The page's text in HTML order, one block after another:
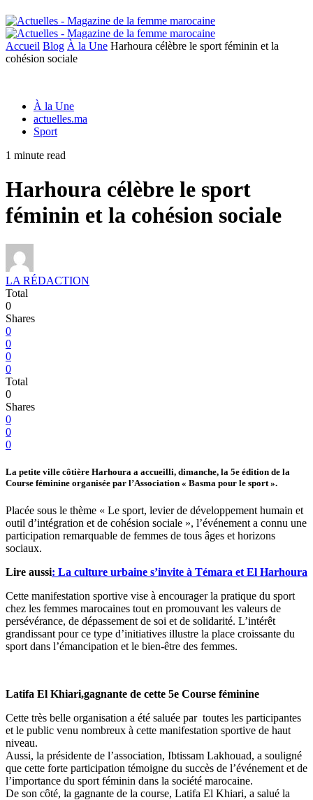
Accueil Blog À la Une Harhoura célèbre le sport féminin et la
cohésion sociale
À la Une
actuelles.ma
Sport
1 minute read
Harhoura célèbre le sport
féminin et la cohésion sociale
LA RÉDACTION
Total
0
Shares
0
0
0
0
Total
0
Shares
0
0
0
La petite ville côtière Harhoura a accueilli, dimanche, la 5e édition de la
Course féminine organisée par l’Association « Basma pour le sport ».
Placée sous le thème « Le sport, levier de développement humain et
outil d’intégration et de cohésion sociale », l’événement a connu une
participation remarquable de femmes de tous âges et horizons
sociaux.
Lire aussi: La culture urbaine s’invite à Témara et El Harhoura
Cette manifestation sportive vise à encourager la pratique du sport
chez les femmes marocaines tout en promouvant les valeurs de
persévérance, de dépassement de soi et de solidarité. L’intérêt
grandissant pour ce type d’initiatives illustre la place croissante du
sport dans l’émancipation et le bien-être des femmes.
Latifa El Khiari,gagnante de cette 5e Course féminine
Cette très belle organisation a été saluée par toutes les participantes
et le public venu nombreux à cette manifestation sportive de haut
niveau.
Aussi, la présidente de l’association, Ibtissam Lakhouad, a souligné
que cette forte participation témoigne du succès de l’événement et de
l’importance du sport féminin dans la société marocaine.
De son côté, la gagnante de la course, Latifa El Khiari, a salué la